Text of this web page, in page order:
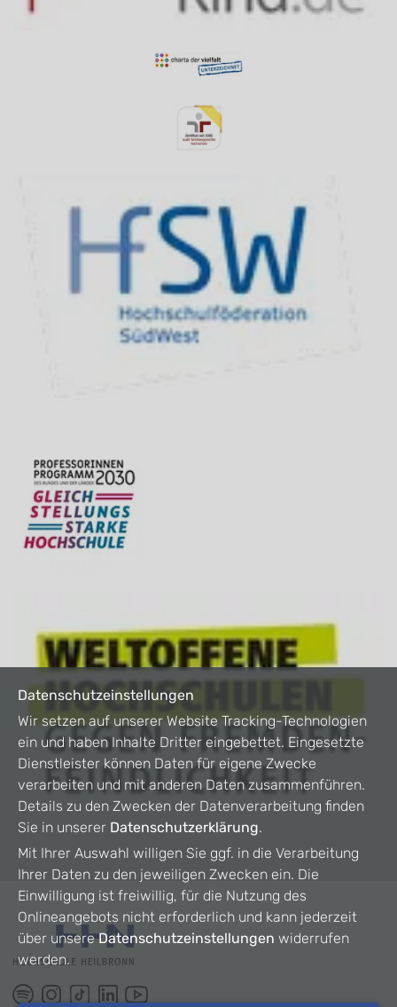
Datenschutzeinstellungen
Wir setzen auf unserer Website Tracking-Technologien
ein und haben Inhalte Dritter eingebettet. Eingesetzte
Dienstleister können Daten für eigene Zwecke
verarbeiten und mit anderen Daten zusammenführen.
Details zu den Zwecken der Datenverarbeitung finden
Sie in unserer Datenschutzerklärung.
Mit Ihrer Auswahl willigen Sie ggf. in die Verarbeitung
Ihrer Daten zu den jeweiligen Zwecken ein. Die
Einwilligung ist freiwillig, für die Nutzung des
Onlineangebots nicht erforderlich und kann jederzeit
über unsereDatenschutzeinstellungen widerrufen
werden.